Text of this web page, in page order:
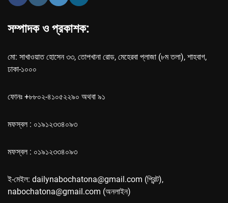
সম্পাদক ও প্রকাশক:
মো: সাখাওয়াত হোসেন ৩৩, তোপখানা রোড, মেহেরবা প্লাজা (৮ম তলা), শাহবাগ,
ঢাকা-১০০০
ফোনঃ +৮৮০২-৪১০৫২২৯০ অথবা ৯১
মফস্বল : ০১৯১২৩৩৪০৯৩
মফস্বল : ০১৯১২৩৩৪০৯৩
ই-মেইল: dailynabochatona@gmail.com (প্রিন্ট),
nabochatona@gmail.com (অনলাইন)